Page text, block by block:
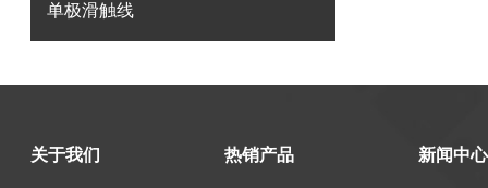
单极滑触线
关于我们 热销产品 新闻中心